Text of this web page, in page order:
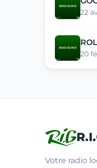
22
20
Votre radio